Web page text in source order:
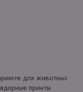
для животных
принты